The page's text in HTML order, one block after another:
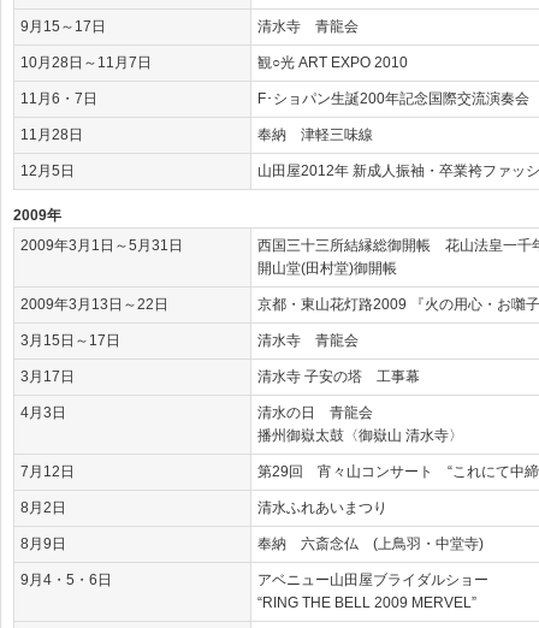
9月15～17日 清水寺 青龍会
10月28日～11月7日 観○光 ART EXPO 2010
11月6・7日 F･ショパン生誕200年記念国際交流演奏会
11月28日 奉納 津軽三味線
12月5日 山田屋2012年 新成人振袖・卒業袴ファッ
2009年
2009年3月1日～5月31日
西国三十三所結縁総御開帳 花山法皇一千
開山堂(田村堂)御開帳
2009年3月13日～22日 京都・東山花灯路2009 『火の用心・お囃
3月15日～17日 清水寺 青龍会
3月17日 清水寺 子安の塔 工事幕
4月3日
清水の日 青龍会
播州御嶽太鼓〈御嶽山 清水寺〉
7月12日 第29回 宵々山コンサート “これにて中締
8月2日 清水ふれあいまつり
8月9日 奉納 六斎念仏 (上鳥羽・中堂寺)
9月4・5・6日
アベニュー山田屋ブライダルショー
“RING THE BELL 2009 MERVEL”